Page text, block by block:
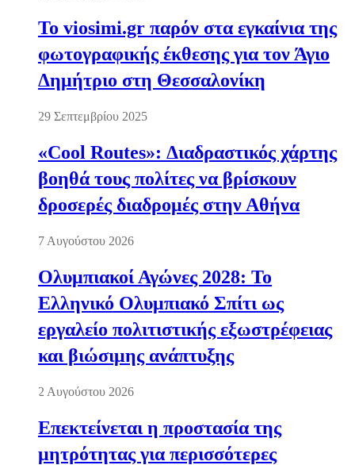
Το viosimi.gr παρόν στα εγκαίνια της
φωτογραφικής έκθεσης για τον Άγιο
Δημήτριο στη Θεσσαλονίκη
29 Σεπτεμβρίου 2025
«Cool Routes»: Διαδραστικός χάρτης
βοηθά τους πολίτες να βρίσκουν
δροσερές διαδρομές στην Αθήνα
7 Αυγούστου 2026
Ολυμπιακοί Αγώνες 2028: Το
Ελληνικό Ολυμπιακό Σπίτι ως
εργαλείο πολιτιστικής εξωστρέφειας
και βιώσιμης ανάπτυξης
2 Αυγούστου 2026
Επεκτείνεται η προστασία της
μητρότητας για περισσότερες